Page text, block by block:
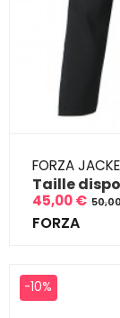
FORZA
Prix
45,00 €
Prix
de
Taille
FORZA
-10%